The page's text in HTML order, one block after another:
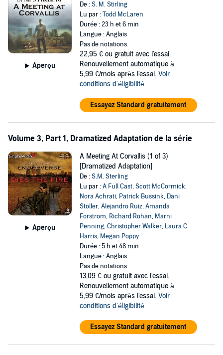
Aperçu
De :S. M. Stirling
Lu par :Todd McLaren
Durée : 23 h et 6 min
Langue : Anglais
Pas de notations
22,95 € ou gratuit avec l'essai.
Renouvellement automatique à
5,99 €/mois après l'essai. Voir
conditions d'éligibilité
Essayez Standard gratuitement
Volume 3, Part 1, Dramatized Adaptation de la série
Aperçu
A Meeting At Corvallis (1 of 3)
[Dramatized Adaptation]
De :S.M. Sterling
Lu par :A Full Cast,Scott McCormick,
Nora Achrati, Patrick Bussink, Dani
Stoller,Alejandro Ruiz,Amanda
Forstrom, Richard Rohan, Marni
Penning,Christopher Walker, Laura C.
Harris, Megan Poppy
Durée : 5 h et 48 min
Langue : Anglais
Pas de notations
13,09 € ou gratuit avec l'essai.
Renouvellement automatique à
5,99 €/mois après l'essai. Voir
conditions d'éligibilité
Essayez Standard gratuitement